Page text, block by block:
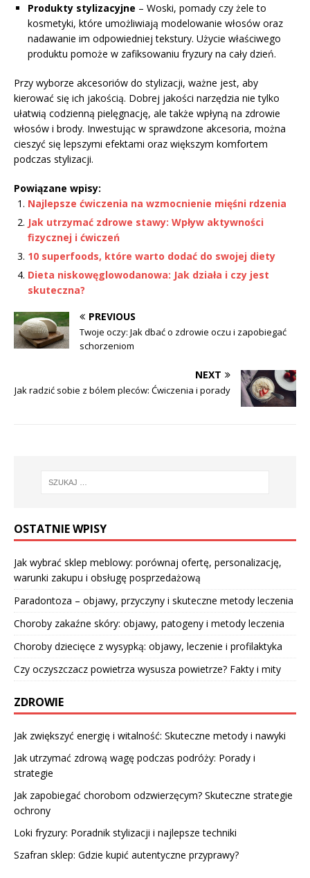
Produkty stylizacyjne – Woski, pomady czy żele to
kosmetyki, które umożliwiają modelowanie włosów oraz
nadawanie im odpowiedniej tekstury. Użycie właściwego
produktu pomoże w zafiksowaniu fryzury na cały dzień.
Przy wyborze akcesoriów do stylizacji, ważne jest, aby
kierować się ich jakością. Dobrej jakości narzędzia nie tylko
ułatwią codzienną pielęgnację, ale także wpłyną na zdrowie
włosów i brody. Inwestując w sprawdzone akcesoria, można
cieszyć się lepszymi efektami oraz większym komfortem
podczas stylizacji.
Powiązane wpisy:
Najlepsze ćwiczenia na wzmocnienie mięśni rdzenia
Jak utrzymać zdrowe stawy: Wpływ aktywności
fizycznej i ćwiczeń
10 superfoods, które warto dodać do swojej diety
Dieta niskowęglowodanowa: Jak działa i czy jest
skuteczna?
PREVIOUS
Twoje oczy: Jak dbać o zdrowie oczu i zapobiegać
schorzeniom
NEXT
Jak radzić sobie z bólem pleców: Ćwiczenia i porady
OSTATNIE WPISY
Jak wybrać sklep meblowy: porównaj ofertę, personalizację,
warunki zakupu i obsługę posprzedażową
Paradontoza – objawy, przyczyny i skuteczne metody leczenia
Choroby zakaźne skóry: objawy, patogeny i metody leczenia
Choroby dziecięce z wysypką: objawy, leczenie i profilaktyka
Czy oczyszczacz powietrza wysusza powietrze? Fakty i mity
ZDROWIE
Jak zwiększyć energię i witalność: Skuteczne metody i nawyki
Jak utrzymać zdrową wagę podczas podróży: Porady i
strategie
Jak zapobiegać chorobom odzwierzęcym? Skuteczne strategie
ochrony
Loki fryzury: Poradnik stylizacji i najlepsze techniki
Szafran sklep: Gdzie kupić autentyczne przyprawy?